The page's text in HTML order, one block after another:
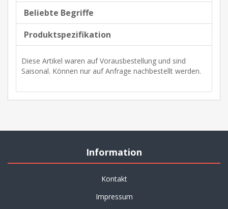
Beliebte Begriffe
Produktspezifikation
Diese Artikel waren auf Vorausbestellung und sind
Saisonal. Können nur auf Anfrage nachbestellt werden.
Information
Kontakt
Impressum